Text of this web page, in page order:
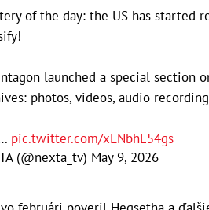
of the day: the US has started
launched a special section
photos, videos, audio
pic.twitter.com/xLNbhE54gs
(@nexta_tv) May 9, 2026